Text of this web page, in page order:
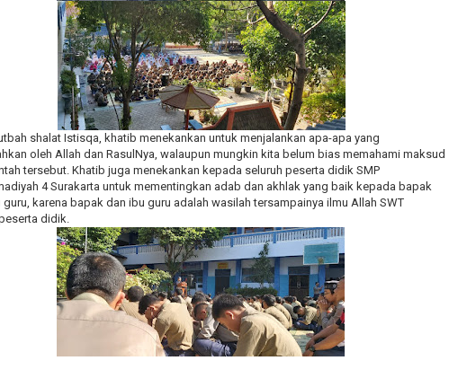
shalat Istisqa, khatib menekankan untuk menjalankan apa-apa yang
oleh Allah dan RasulNya, walaupun mungkin kita belum bias memahami maksud
tersebut. Khatib juga menekankan kepada seluruh peserta didik SMP
4 Surakarta untuk mementingkan adab dan akhlak yang baik kepada bapak
guru, karena bapak dan ibu guru adalah wasilah tersampainya ilmu Allah SWT
didik.